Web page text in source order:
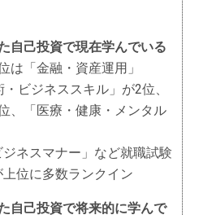
自己投資で現在学んでいる
「金融・資産運用」
ビジネススキル」が2位、
、「医療・健康・メンタル
ネスマナー」など就職試験
位に多数ランクイン
自己投資で将来的に学んで